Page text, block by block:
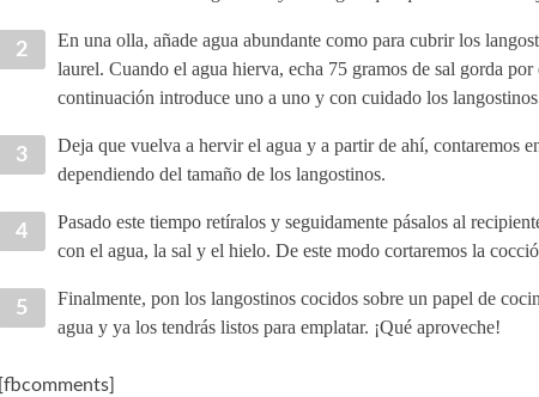
En una olla, añade agua abundante como para cubrir los
laurel. Cuando el agua hierva, echa 75 gramos de sal gorda
continuación introduce uno a uno y con cuidado los
Deja que vuelva a hervir el agua y a partir de ahí, contaremos
dependiendo del tamaño de los langostinos.
Pasado este tiempo retíralos y seguidamente pásalos al
con el agua, la sal y el hielo. De este modo cortaremos la
Finalmente, pon los langostinos cocidos sobre un papel de
agua y ya los tendrás listos para emplatar. ¡Qué aproveche!
[fbcomments]